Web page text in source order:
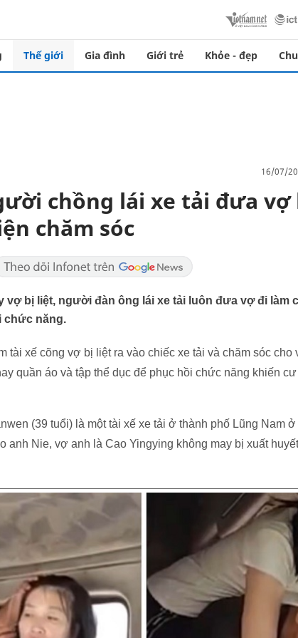
Thế giới Gia đình Giới trẻ Khỏe - đẹp
16/07/
chồng lái xe tải đưa
chăm sóc
vợ bị liệt, người đàn ông lái xe tải luôn đưa vợ đi làm
chức năng.
tài xế cõng vợ bị liệt ra vào chiếc xe tải và chăm sóc
quần áo và tập thể dục để phục hồi chức năng khiến
(39 tuổi) là một tài xế xe tải ở thành phố Lũng Nam ở
anh Nie, vợ anh là Cao Yingying không may bị xuất